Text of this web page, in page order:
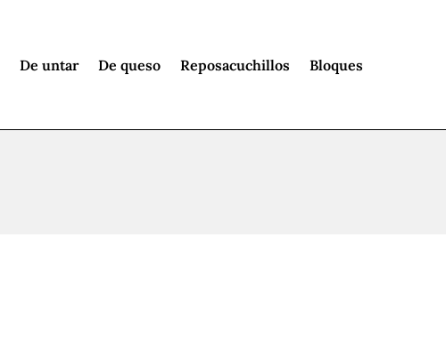
De untar De queso Reposacuchillos Bloques